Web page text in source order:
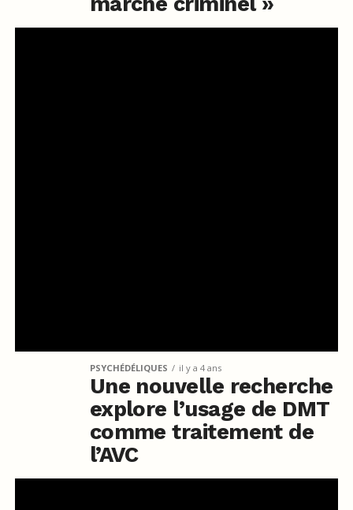
PSYCHÉDÉLIQUES il y a 4 ans
Une nouvelle recherche
explore l’usage de DMT
comme traitement de
l’AVC